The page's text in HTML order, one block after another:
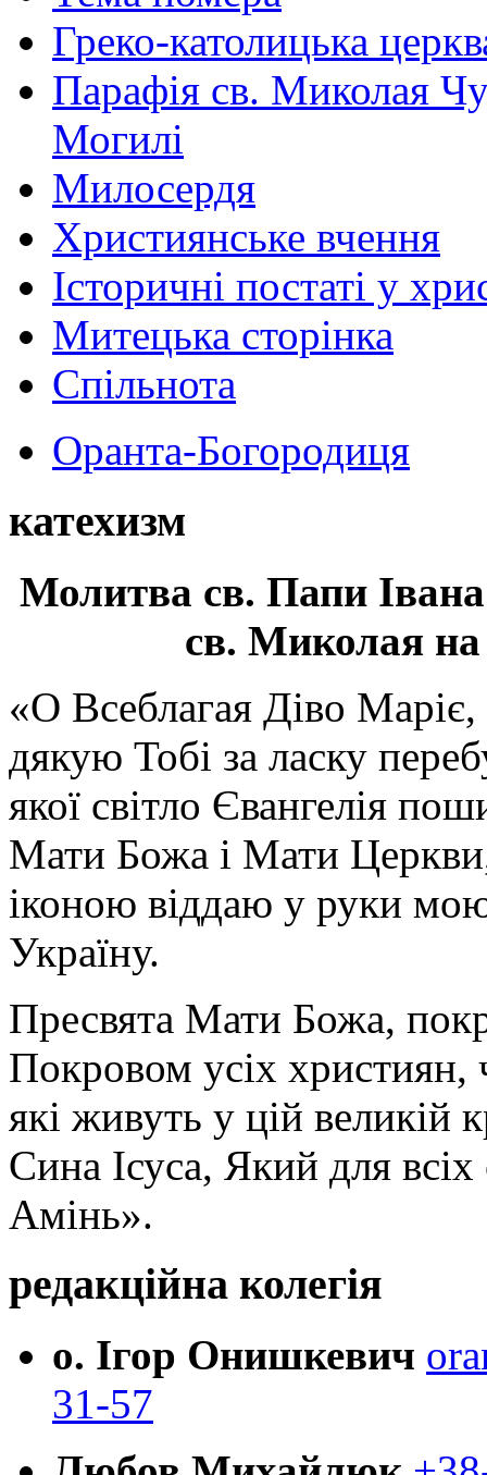
Греко-католицька
Парафія св. Миколая
Могилі
Милосердя
Християнське вчення
Історичні постаті у
Митецька сторінка
Спільнота
Оранта-Богородиця
катехизм
Молитва св. Папи
св. Миколая на
«О Всеблагая Діво
дякую Тобі за ласку
якої світло Євангелія
Мати Божа і Мати
іконою віддаю у руки
Україну.
Пресвята Мати Божа,
Покровом усіх християн,
які живуть у цій великій
Сина Ісуса, Який для
Амінь».
редакційна колегія
о. Ігор Онишкевич
31-57